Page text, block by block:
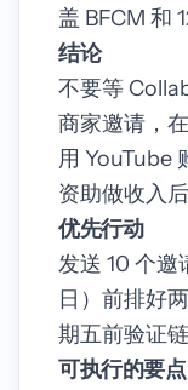
盖 BFCM 和
结论
不要等
商家邀请，
用 YouTube
资助做收入后
优先行动
发送 10 个邀
日）前排好
期五前验证
可执行的要点